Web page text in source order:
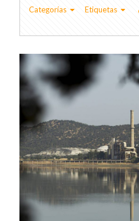
Categorías Etiquetas